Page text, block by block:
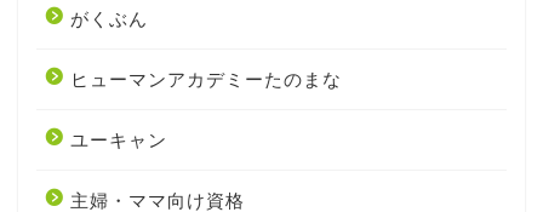
がくぶん
ヒューマンアカデミーたのまな
ユーキャン
主婦・ママ向け資格